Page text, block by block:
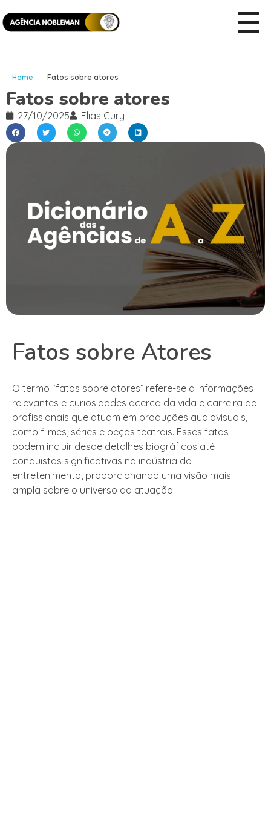
Home Fatos sobre atores
Fatos sobre atores
27/10/2025 Elias Cury
Fatos sobre Atores
O termo “fatos sobre atores” refere-se a informações
relevantes e curiosidades acerca da vida e carreira de
profissionais que atuam em produções audiovisuais,
como filmes, séries e peças teatrais. Esses fatos
podem incluir desde detalhes biográficos até
conquistas significativas na indústria do
entretenimento, proporcionando uma visão mais
ampla sobre o universo da atuação.